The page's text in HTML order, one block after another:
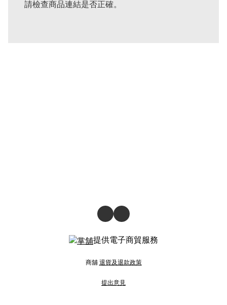
請檢查商品連結是否正確。
提供電子商貿服務
商舖 退貨及退款政策
提出意見